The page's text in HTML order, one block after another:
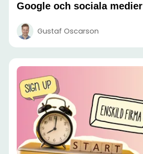
Google och sociala medier
Gustaf Oscarson